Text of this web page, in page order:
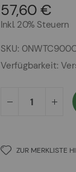
57,60 €
Inkl. 20% Steuern
SKU
Verfügbarkeit:
ZUR MERKLISTE